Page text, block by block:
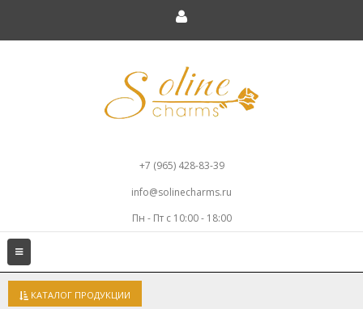
+7 (965) 428-83-39
info@solinecharms.ru
Пн - Пт с 10:00 - 18:00
Toggle
navigation
КАТАЛОГ ПРОДУКЦИИ